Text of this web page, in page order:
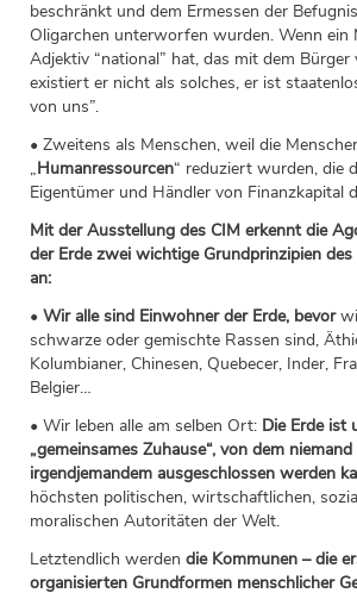
beschränkt und dem Ermessen der
Oligarchen unterworfen wurden. Wenn ein
Adjektiv “national” hat, das mit dem Bürger
existiert er nicht als solches, er ist
von uns”.
• Zweitens als Menschen, weil die
Humanressourcen“ reduziert wurden, die
Eigentümer und Händler von Finanzkapital
Mit der Ausstellung des CIM erkennt die
der Erde zwei wichtige Grundprinzipien des
an:
• Wir alle sind Einwohner der Erde, bevor
schwarze oder gemischte Rassen sind,
Kolumbianer, Chinesen, Quebecer, Inder,
Belgier…
• Wir leben alle am selben Ort: Die Erde ist
„gemeinsames Zuhause“, von dem
irgendjemandem ausgeschlossen werden
höchsten politischen, wirtschaftlichen,
moralischen Autoritäten der Welt.
Letztendlich werden die Kommunen – die
organisierten Grundformen menschlicher